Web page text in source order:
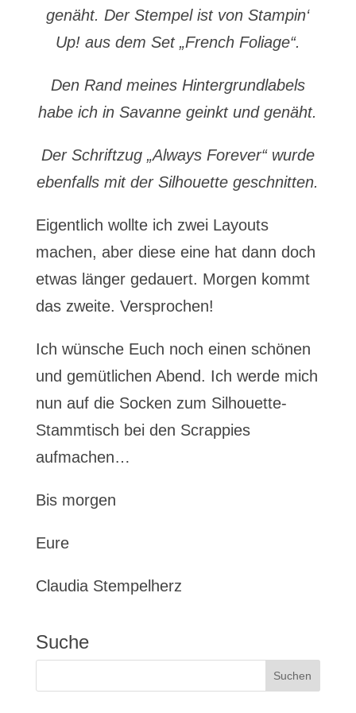
genäht. Der Stempel ist von Stampin‘
Up! aus dem Set „French Foliage“.
Den Rand meines Hintergrundlabels
habe ich in Savanne geinkt und genäht.
Der Schriftzug „Always Forever“ wurde
ebenfalls mit der Silhouette geschnitten.
Eigentlich wollte ich zwei Layouts
machen, aber diese eine hat dann doch
etwas länger gedauert. Morgen kommt
das zweite. Versprochen!
Ich wünsche Euch noch einen schönen
und gemütlichen Abend. Ich werde mich
nun auf die Socken zum Silhouette-
Stammtisch bei den Scrappies
aufmachen…
Bis morgen
Eure
Claudia Stempelherz
Suche